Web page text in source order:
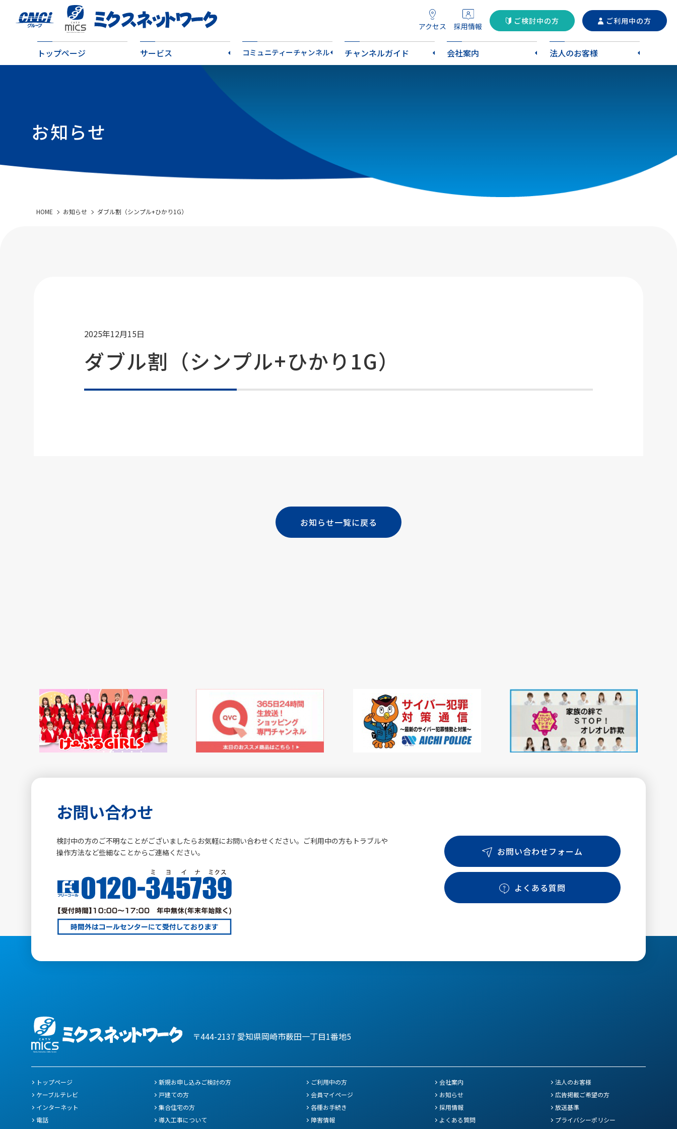
アクセス 採用情報
ご検討中の方 ご利用中の方
トップページ サービス コミュニティーチャンネル チャンネルガイド 会社案内 法人のお客様
お知らせ
HOME お知らせ ダブル割（シンプル+ひかり1G）
2025年12月15日
ダブル割（シンプル+ひかり1G）
お知らせ一覧に戻る
お問い合わせ
検討中の方のご不明なことがございましたらお気軽にお問い合わせください。ご利用中の方もトラブルや
操作方法など些細なことからご連絡ください。
お問い合わせフォーム
よくある質問
〒444-2137 愛知県岡崎市薮田一丁目1番地5
トップページ
ケーブルテレビ
インターネット
電話
新規お申し込みご検討の方
戸建ての方
集合住宅の方
導入工事について
ご利用中の方
会員マイページ
各種お手続き
障害情報
会社案内
お知らせ
採用情報
よくある質問
法人のお客様
広告掲載ご希望の方
放送基準
プライバシーポリシー